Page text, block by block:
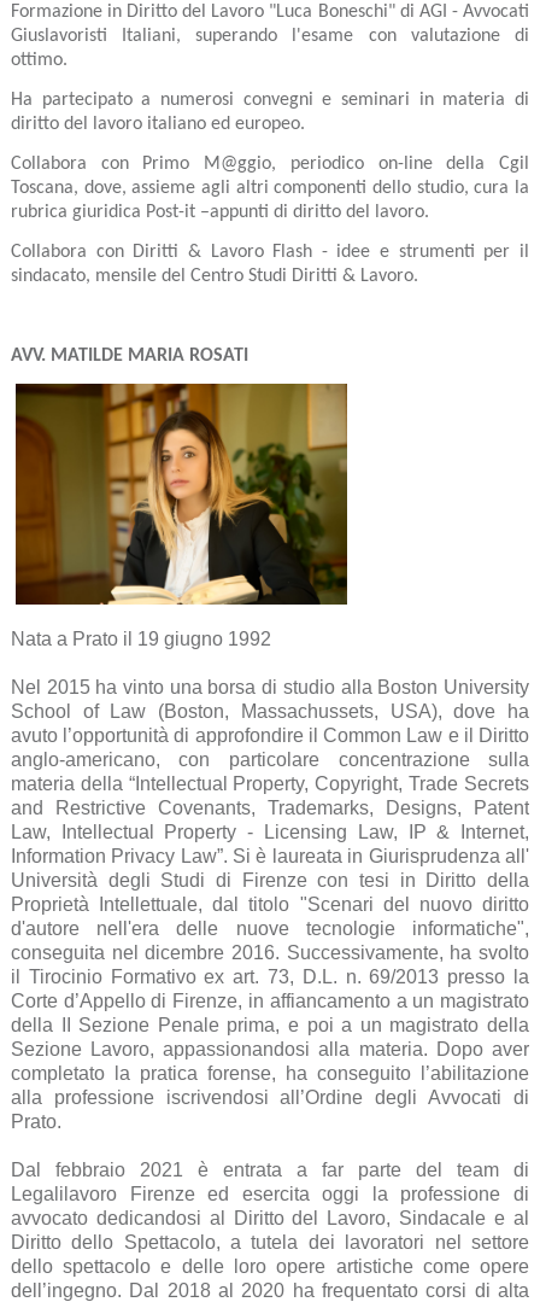
Formazione in Diritto del Lavoro "Luca Boneschi" di AGI - Avvocati
Giuslavoristi Italiani, superando l'esame con valutazione di
ottimo.
Ha partecipato a numerosi convegni e seminari in materia di
diritto del lavoro italiano ed europeo.
Collabora con Primo M@ggio, periodico on-line della Cgil
Toscana, dove, assieme agli altri componenti dello studio, cura la
rubrica giuridica Post-it –appunti di diritto del lavoro.
Collabora con Diritti & Lavoro Flash - idee e strumenti per il
sindacato, mensile del Centro Studi Diritti & Lavoro.
AVV. MATILDE MARIA ROSATI
Nata a Prato il 19 giugno 1992
Nel 2015 ha vinto una borsa di studio alla Boston University
School of Law (Boston, Massachussets, USA), dove ha
avuto l’opportunità di approfondire il Common Law e il Diritto
anglo-americano, con particolare concentrazione sulla
materia della “Intellectual Property, Copyright, Trade Secrets
and Restrictive Covenants, Trademarks, Designs, Patent
Law, Intellectual Property - Licensing Law, IP & Internet,
Information Privacy Law”. Si è laureata in Giurisprudenza all'
Università degli Studi di Firenze con tesi in Diritto della
Proprietà Intellettuale, dal titolo "Scenari del nuovo diritto
d'autore nell'era delle nuove tecnologie informatiche",
conseguita nel dicembre 2016. Successivamente, ha svolto
il Tirocinio Formativo ex art. 73, D.L. n. 69/2013 presso la
Corte d’Appello di Firenze, in affiancamento a un magistrato
della II Sezione Penale prima, e poi a un magistrato della
Sezione Lavoro, appassionandosi alla materia. Dopo aver
completato la pratica forense, ha conseguito l’abilitazione
alla professione iscrivendosi all’Ordine degli Avvocati di
Prato.
Dal febbraio 2021 è entrata a far parte del team di
Legalilavoro Firenze ed esercita oggi la professione di
avvocato dedicandosi al Diritto del Lavoro, Sindacale e al
Diritto dello Spettacolo, a tutela dei lavoratori nel settore
dello spettacolo e delle loro opere artistiche come opere
dell’ingegno. Dal 2018 al 2020 ha frequentato corsi di alta